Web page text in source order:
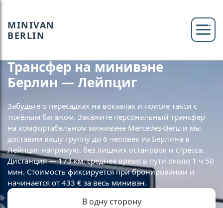
MINIVAN
BERLIN
Трансфер на минивэне
Берлин — Лейпциг
Забудьте о пересадках на вокзалах и поиске такси с
тяжёлым багажом. Закажите персональный трансфер
на комфортабельном минивэне Mercedes-Benz и мы
доставим вашу группу до 6 человек из Берлина в
Лейпциг напрямую, без лишних остановок и стресса.
Дистанция — 173 км, среднее время в пути около 1 ч 50
мин. Стоимость фиксируется при бронировании и
начинается от 433 € за весь минивэн.
В одну сторону